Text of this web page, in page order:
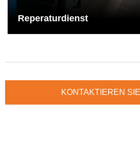
Reperaturdienst
Mehr dazu
KONTAKTIEREN